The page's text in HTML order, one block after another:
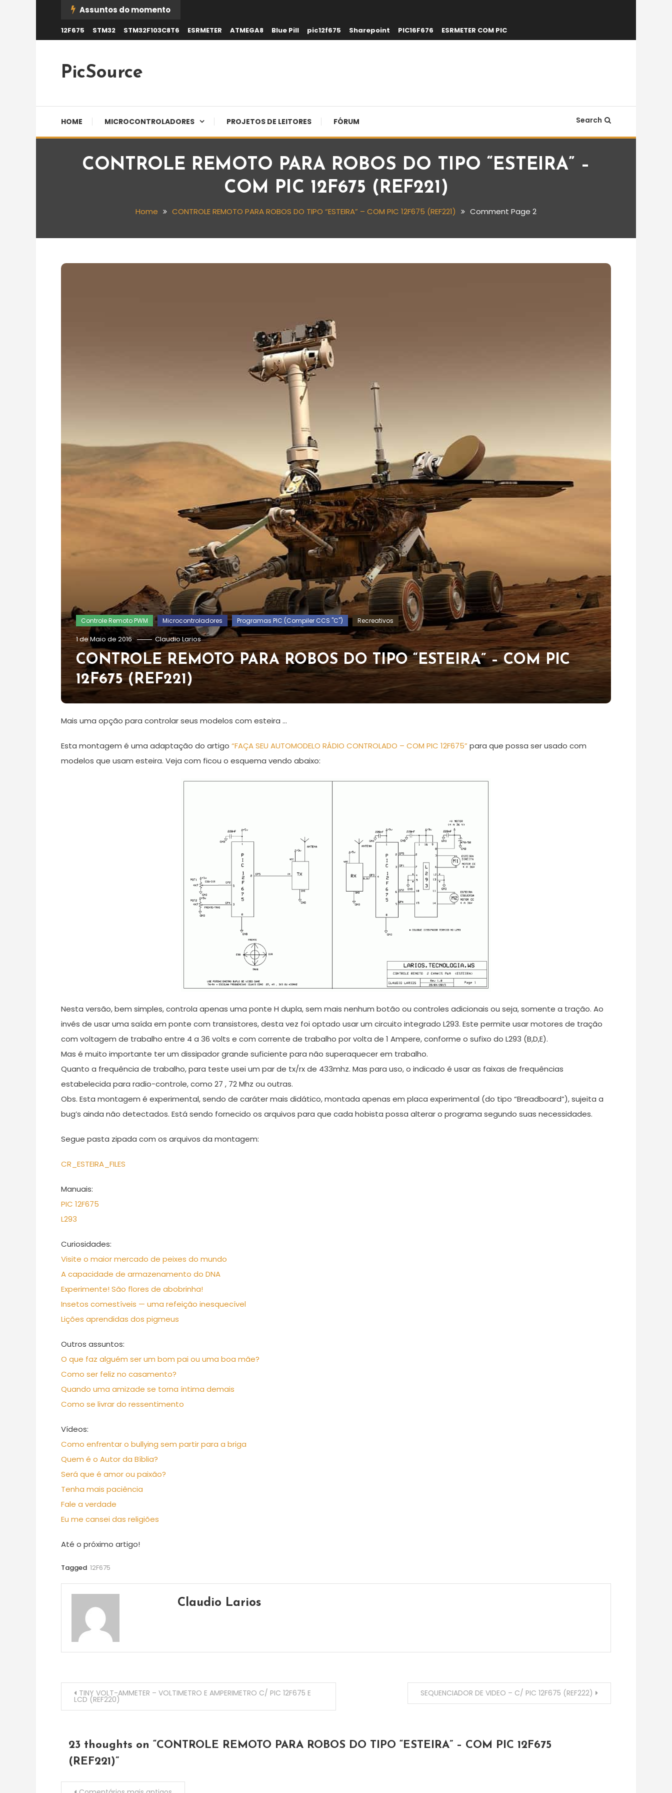
Content
Assuntos do momento
12F675 STM32 STM32F103C8T6 ESRMETER ATMEGA8 Blue Pill pic12f675 Sharepoint PIC16F676 ESRMETER COM PIC
PicSource
HOME MICROCONTROLADORES PROJETOS DE LEITORES FÓRUM Search
CONTROLE REMOTO PARA ROBOS DO TIPO “ESTEIRA” –
COM PIC 12F675 (REF221)
Home CONTROLE REMOTO PARA ROBOS DO TIPO “ESTEIRA” – COM PIC 12F675 (REF221) Comment Page 2
Controle Remoto PWM Microcontroladores Programas PIC (Compiler CCS "C") Recreativos
1 de Maio de 2016 Claudio Larios
CONTROLE REMOTO PARA ROBOS DO TIPO “ESTEIRA” – COM PIC
12F675 (REF221)
Mais uma opção para controlar seus modelos com esteira …
Esta montagem é uma adaptação do artigo “FAÇA SEU AUTOMODELO RÁDIO CONTROLADO – COM PIC 12F675” para que possa ser usado com
modelos que usam esteira. Veja com ficou o esquema vendo abaixo:
Nesta versão, bem simples, controla apenas uma ponte H dupla, sem mais nenhum botão ou controles adicionais ou seja, somente a tração. Ao
invés de usar uma saída em ponte com transistores, desta vez foi optado usar um circuito integrado L293. Este permite usar motores de tração
com voltagem de trabalho entre 4 a 36 volts e com corrente de trabalho por volta de 1 Ampere, conforme o sufixo do L293 (B,D,E).
Mas é muito importante ter um dissipador grande suficiente para não superaquecer em trabalho.
Quanto a frequência de trabalho, para teste usei um par de tx/rx de 433mhz. Mas para uso, o indicado é usar as faixas de frequências
estabelecida para radio-controle, como 27 , 72 Mhz ou outras.
Obs. Esta montagem é experimental, sendo de caráter mais didático, montada apenas em placa experimental (do tipo “Breadboard”), sujeita a
bug’s ainda não detectados. Está sendo fornecido os arquivos para que cada hobista possa alterar o programa segundo suas necessidades.
Segue pasta zipada com os arquivos da montagem:
CR_ESTEIRA_FILES
Manuais:
PIC 12F675
L293
Curiosidades:
Visite o maior mercado de peixes do mundo
A capacidade de armazenamento do DNA
Experimente! São flores de abobrinha!
Insetos comestíveis — uma refeição inesquecível
Lições aprendidas dos pigmeus
Outros assuntos:
O que faz alguém ser um bom pai ou uma boa mãe?
Como ser feliz no casamento?
Quando uma amizade se torna íntima demais
Como se livrar do ressentimento
Vídeos:
Como enfrentar o bullying sem partir para a briga
Quem é o Autor da Bíblia?
Será que é amor ou paixão?
Tenha mais paciência
Fale a verdade
Eu me cansei das religiões
Até o próximo artigo!
Tagged 12F675
Claudio Larios
Navegação
de
artigos
TINY VOLT-AMMETER – VOLTIMETRO E AMPERIMETRO C/ PIC 12F675 E
LCD (REF220)
SEQUENCIADOR DE VIDEO – C/ PIC 12F675 (REF222)
23 thoughts on “CONTROLE REMOTO PARA ROBOS DO TIPO “ESTEIRA” – COM PIC 12F675
(REF221)”